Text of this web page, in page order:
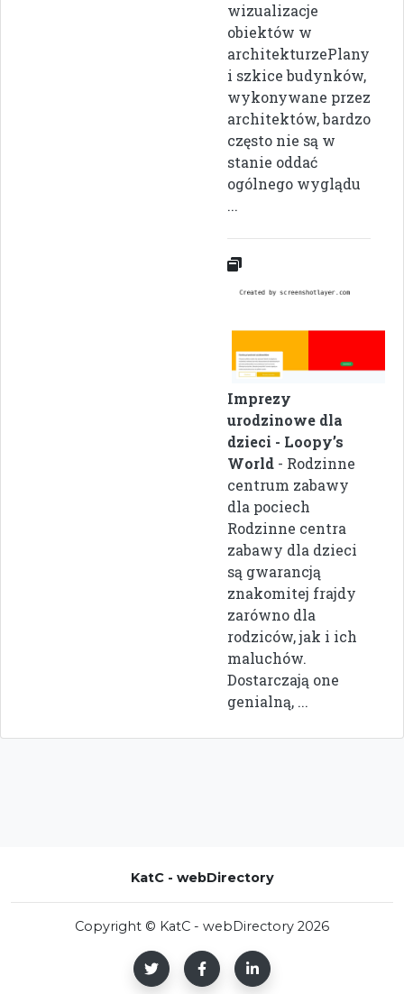
wizualizacje
obiektów w
architekturzePlany
i szkice budynków,
wykonywane przez
architektów, bardzo
często nie są w
stanie oddać
ogólnego wyglądu
...
Imprezy
urodzinowe dla
dzieci - Loopy’s
World - Rodzinne
centrum zabawy
dla pociech
Rodzinne centra
zabawy dla dzieci
są gwarancją
znakomitej frajdy
zarówno dla
rodziców, jak i ich
maluchów.
Dostarczają one
genialną, ...
KatC - webDirectory
Copyright © KatC - webDirectory 2026